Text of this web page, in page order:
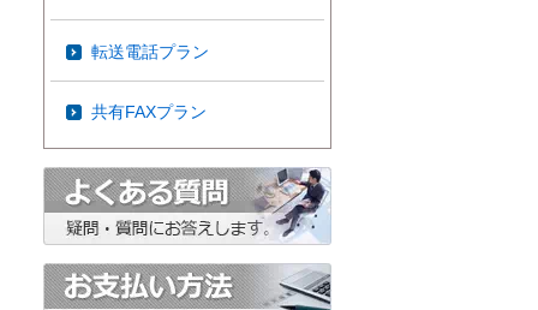
転送電話プラン
共有FAXプラン